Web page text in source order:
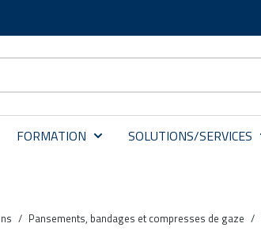
FORMATION SOLUTIONS/SERVICES
/ Pansements, bandages et compresses de gaze /